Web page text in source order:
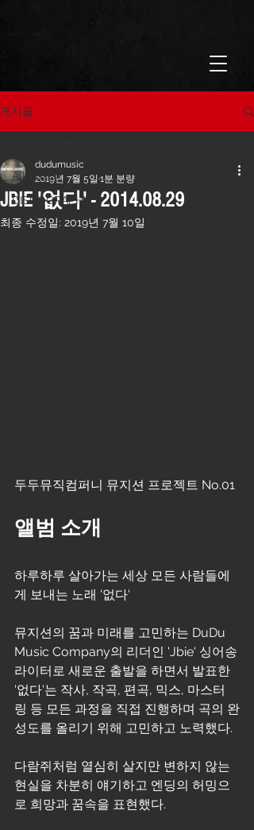
게시물
All Posts
DISCOGRAPHY
JBIE '없다' - 2014.08.29
dudumusic
2019년 7월 5일 1분 분량
최종 수정일: 2019년 7월 10일
두두뮤직컴퍼니 뮤지션 프로젝트 No.01
앨범 소개
하루하루 살아가는 세상 모든 사람들에
게 보내는 노래 '없다'
뮤지션의 꿈과 미래를 고민하는 DuDu
Music Company의 리더인 'Jbie' 싱어송
라이터로 새로운 출발을 하면서 발표한
'없다'는 작사, 작곡, 편곡, 믹스, 마스터
링 등 모든 과정을 직접 진행하며 곡의 완
성도를 올리기 위해 고민하고 노력했다.
다람쥐처럼 열심히 살지만 변하지 않는
현실을 차분히 얘기하고 엔딩의 허밍으
로 희망과 꿈속을 표현했다.